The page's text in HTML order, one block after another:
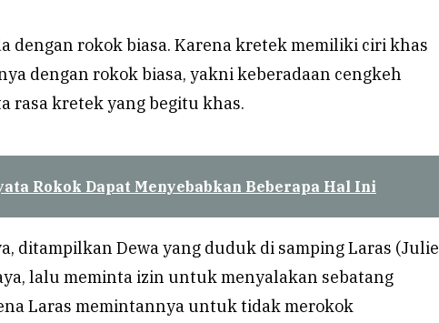
dengan rokok biasa. Karena kretek memiliki ciri khas
dengan rokok biasa, yakni keberadaan cengkeh
rasa kretek yang begitu khas.
Rokok Dapat Menyebabkan Beberapa Hal Ini
ditampilkan Dewa yang duduk di samping Laras (Julie
lalu meminta izin untuk menyalakan sebatang
Laras memintannya untuk tidak merokok